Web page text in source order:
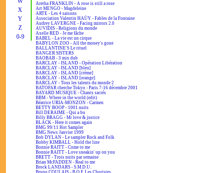
X
Y
Z
0-9
Aretha FRANKLIN - A rose is still a rose
Art MENGO - Magdeleine
ARTE - Les 4 saisons
Association Valentin HAÜY - Fables de la Fontaine
Audrey LAVERGNE - Facing mirrors 2.0
AUVIDIS - Religions du monde
Axelle RED - Je me fâche
BABEL - La vie est un cirque
BABYLON ZOO - All the money's gone
BALLANTINE'S Le rituel
BANGER SISTERS
BAOBAB - 3 mix dub
BARCLAY - ISLAND - Opération Libération
BARCLAY - ISLAND [bleu]
BARCLAY - ISLAND [crème]
BARCLAY - ISLAND [orange]
BARCLAY - Tous les talents du monde 2
BATOFAR cherche Tokyo - Paris 7-16 décembre 2001
BAYARD MUSIQUE - Chants sacrés
BBM - Where in the world (edit)
Béatrice URIA-MONZON - Carmen
BETTY BOOP - 1001 nuits
Bill DERAIME - Qui a bu
Billy BRAGG - Mr love & justice
BLACK - Here it comes again
BMG 99/11 Hot Sampler
BMG News Janvier 1999
Bob DYLAN - Le sampler Rock and Folk
Bobby KIMBALL - Hold the line
Bonnie RAITT - Come to me
Bonnie RAITT - Love sneakin' up on you
BRETT - Trois nuits par semaine
Brian McFADDEN - Real to me
Brock LANDARS - S.M.D.U.
Bruno COULAIS - B.O.F. Les Choristes